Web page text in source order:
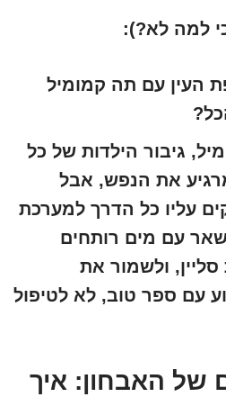
למה לא?):
העין עם תה קמומיל
גיבור הילדות של כל
את הנפש, אבל
עליו כל הדרך למערכת
עם מים רותחים
סליין, ולשמור את
עם ספר טוב, לא לטיפול
של האבחון: איך